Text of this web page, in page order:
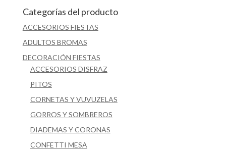
Categorías del producto
ACCESORIOS FIESTAS
ADULTOS BROMAS
DECORACIÓN FIESTAS
ACCESORIOS DISFRAZ
PITOS
CORNETAS Y VUVUZELAS
GORROS Y SOMBREROS
DIADEMAS Y CORONAS
CONFETTI MESA